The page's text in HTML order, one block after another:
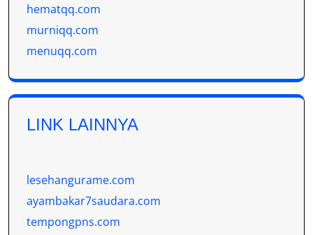
hematqq.com
murniqq.com
menuqq.com
LINK LAINNYA
lesehangurame.com
ayambakar7saudara.com
tempongpns.com